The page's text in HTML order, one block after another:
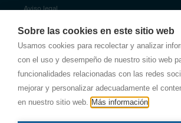
Sobre las cookies en este sitio web
Usamos cookies para recolectar y analizar
con el uso y desempeño de nuestro sitio web
funcionalidades relacionadas con las redes
mejorar y personalizar adecuadamente el
en nuestro sitio web. Más información
Aviso legal
Política de privacidad
Política de privacidad de Antala
Política de empresa